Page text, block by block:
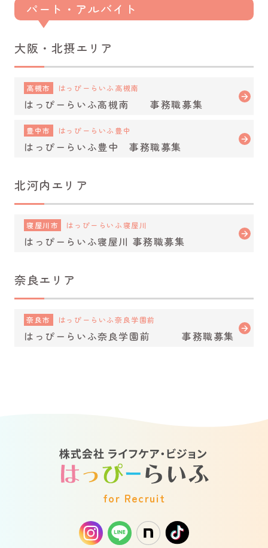
パート・アルバイト
大阪・北摂エリア
高槻市 はっぴーらいふ高槻南
はっぴーらいふ高槻南 事務職募集
豊中市 はっぴーらいふ豊中
はっぴーらいふ豊中 事務職募集
北河内エリア
寝屋川市 はっぴーらいふ寝屋川
はっぴーらいふ寝屋川 事務職募集
奈良エリア
奈良市 はっぴーらいふ奈良学園前
はっぴーらいふ奈良学園前 事務職募集
for Recruit